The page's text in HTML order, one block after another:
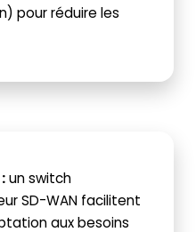
pour réduire les
: un switch
SD-WAN facilitent
aux besoins